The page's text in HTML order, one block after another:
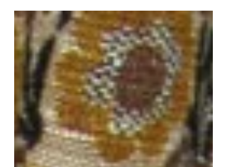
dem Totengedenken, bei dem wir...